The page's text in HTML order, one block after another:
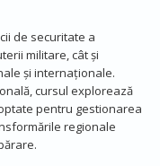
de securitate a
militare, cât și
și internaționale.
cursul explorează
pentru gestionarea
regionale